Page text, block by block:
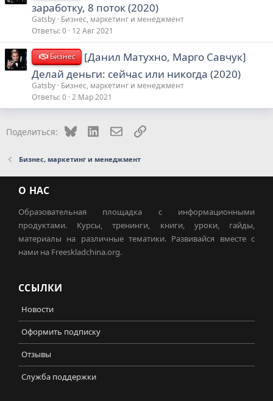
заработку, 8 поток (2020)
Gatsby Бизнес, маркетинг и менеджмент
Ответы 0 12 Авг 2021
Бизнес
[Данил Матухно, Марго Савчук]
Делай деньги: сейчас или никогда (2020)
Gatsby Бизнес, маркетинг и менеджмент
Ответы 0 2 Мар 2021
Поделиться: Bluesky LinkedInЭлектронная почта
Ссылка
Бизнес, маркетинг и менеджмент
О НАС
Образовательная площадка с информационными
продуктами. Курсы, тренинги, книги, уроки, гайды,
материалы на различные тематики. Развивайся вместе с
нами на Freeskladchina.org.
ССЫЛКИ
Новости
Оформить подписку
Отзывы
Служба поддержки